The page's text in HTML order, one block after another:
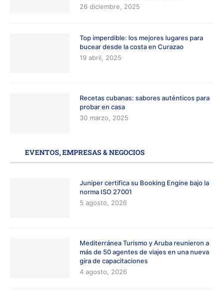
26 diciembre, 2025
Top imperdible: los mejores lugares para
bucear desde la costa en Curazao
19 abril, 2025
Recetas cubanas: sabores auténticos para
probar en casa
30 marzo, 2025
EVENTOS, EMPRESAS & NEGOCIOS
Juniper certifica su Booking Engine bajo la
norma ISO 27001
5 agosto, 2026
Mediterránea Turismo y Aruba reunieron a
más de 50 agentes de viajes en una nueva
gira de capacitaciones
4 agosto, 2026